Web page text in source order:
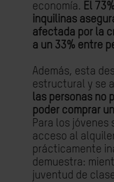
economía. El
inquilinas
afectada por la
a un 33% entre
Además, esta
estructural y se
las personas no
poder comprar
Para los jóvenes
acceso al
prácticamente
demuestra:
juventud de